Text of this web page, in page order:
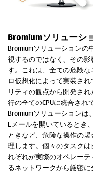
Bromiumソリューシ
Bromiumソリューション
視するのではなく、その
す。これは、全ての危険
ロ仮想化によって実装さ
リティの観点から開発さ
行の全てのCPUに統合され
Bromiumソリューションは
Eメールを開いているとき
ときなど、危険な操作の
理します。個々のタスクは
れぞれが実際のオペレー
るネットワークから厳密